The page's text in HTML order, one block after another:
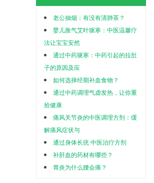
老公抽烟：有没有清肺茶？
婴儿胀气艾叶驱寒：中医温馨疗
法让宝宝安然
通过中药驱寒：中药引起的拉肚
子的原因及应
如何选择经期补血食物？
通过中药调理气虚发热，让你重
拾健康
痛风关节炎的中医调理方剂：缓
解痛风症状与
通过身体长疣 中医治疗方剂
补肝血的药材有哪些？
胃炎为什么腰会痛？